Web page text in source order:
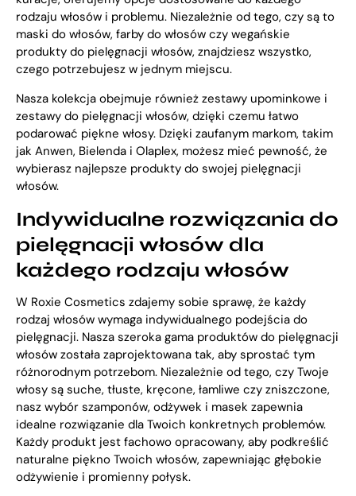
rodzaju włosów i problemu. Niezależnie od tego, czy są to
maski do włosów, farby do włosów czy wegańskie
produkty do pielęgnacji włosów, znajdziesz wszystko,
czego potrzebujesz w jednym miejscu.
Nasza kolekcja obejmuje również zestawy upominkowe i
zestawy do pielęgnacji włosów, dzięki czemu łatwo
podarować piękne włosy. Dzięki zaufanym markom, takim
jak Anwen, Bielenda i Olaplex, możesz mieć pewność, że
wybierasz najlepsze produkty do swojej pielęgnacji
włosów.
Indywidualne rozwiązania do
pielęgnacji włosów dla
każdego rodzaju włosów
W Roxie Cosmetics zdajemy sobie sprawę, że każdy
rodzaj włosów wymaga indywidualnego podejścia do
pielęgnacji. Nasza szeroka gama produktów do pielęgnacji
włosów została zaprojektowana tak, aby sprostać tym
różnorodnym potrzebom. Niezależnie od tego, czy Twoje
włosy są suche, tłuste, kręcone, łamliwe czy zniszczone,
nasz wybór szamponów, odżywek i masek zapewnia
idealne rozwiązanie dla Twoich konkretnych problemów.
Każdy produkt jest fachowo opracowany, aby podkreślić
naturalne piękno Twoich włosów, zapewniając głębokie
odżywienie i promienny połysk.